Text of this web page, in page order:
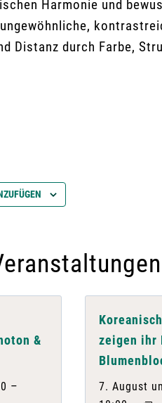
Harmonie und
Distanz durch Farbe,
&
–
zeigen ihr
7. August